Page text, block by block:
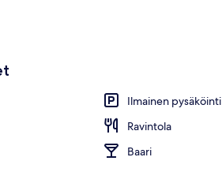
Ilmainen pysäköinti
Ravintola
Baari